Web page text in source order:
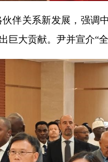
伴关系新发展，强调
大贡献。尹并宣介“全